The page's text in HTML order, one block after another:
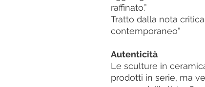
raffinato.”
Tratto dalla nota
contemporaneo”
Autenticità
Le sculture in
prodotti in serie, ma